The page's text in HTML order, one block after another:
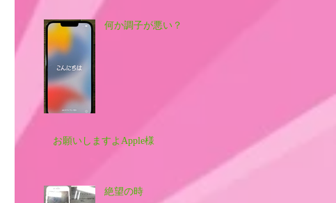
何か調子が悪い？
お願いしますよApple様
絶望の時